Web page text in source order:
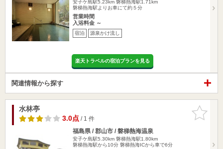
安子ケ島駅5.23km 磐梯熱海駅1.71km
磐梯熱海駅よりお車にて約５分
営業時間
入浴料金 ～
宿泊 源泉かけ流し
楽天トラベルの宿泊プランを見る
関連情報から探す
お気に入
りに追加
水林亭
3.0点/ 1 件
福島県 / 郡山市 / 磐梯熱海温泉
安子ケ島駅5.30km 磐梯熱海駅1.80km
磐梯熱海駅から10分 磐梯熱海ICから車で6分